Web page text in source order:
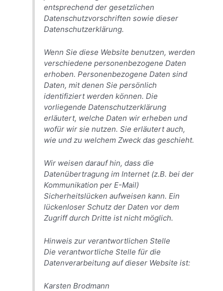
entsprechend der gesetzlichen
Datenschutzvorschriften sowie dieser
Datenschutzerklärung.
Wenn Sie diese Website benutzen, werden
verschiedene personenbezogene Daten
erhoben. Personenbezogene Daten sind
Daten, mit denen Sie persönlich
identifiziert werden können. Die
vorliegende Datenschutzerklärung
erläutert, welche Daten wir erheben und
wofür wir sie nutzen. Sie erläutert auch,
wie und zu welchem Zweck das geschieht.
Wir weisen darauf hin, dass die
Datenübertragung im Internet (z.B. bei der
Kommunikation per E-Mail)
Sicherheitslücken aufweisen kann. Ein
lückenloser Schutz der Daten vor dem
Zugriff durch Dritte ist nicht möglich.
Hinweis zur verantwortlichen Stelle
Die verantwortliche Stelle für die
Datenverarbeitung auf dieser Website ist:
Karsten Brodmann